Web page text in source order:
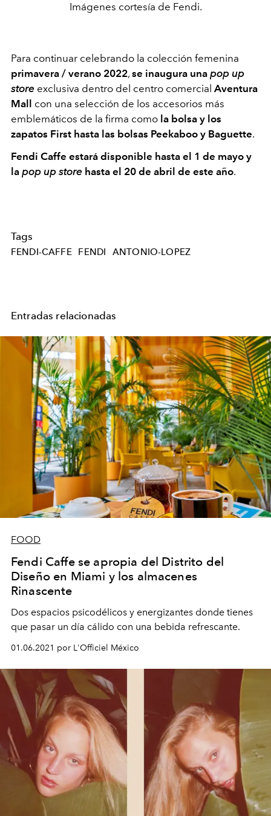
Imágenes cortesía de Fendi.
Para continuar celebrando la colección femenina
primavera / verano 2022, se inaugura una pop up
store exclusiva dentro del centro comercial Aventura
Mall
con una selección de los accesorios más
emblemáticos de la firma como la bolsa y los
zapatos First hasta las bolsas Peekaboo y Baguette.
Fendi Caffe estará disponible hasta el 1 de mayo y
la pop up store hasta el 20 de abril de este año.
Tags
FENDI-CAFFE FENDI ANTONIO-LOPEZ
Entradas relacionadas
FOOD
Fendi Caffe se apropia del Distrito del
Diseño en Miami y los almacenes
Rinascente
Dos espacios psicodélicos y energizantes donde tienes
que pasar un día cálido con una bebida refrescante.
01.06.2021 por L'Officiel México